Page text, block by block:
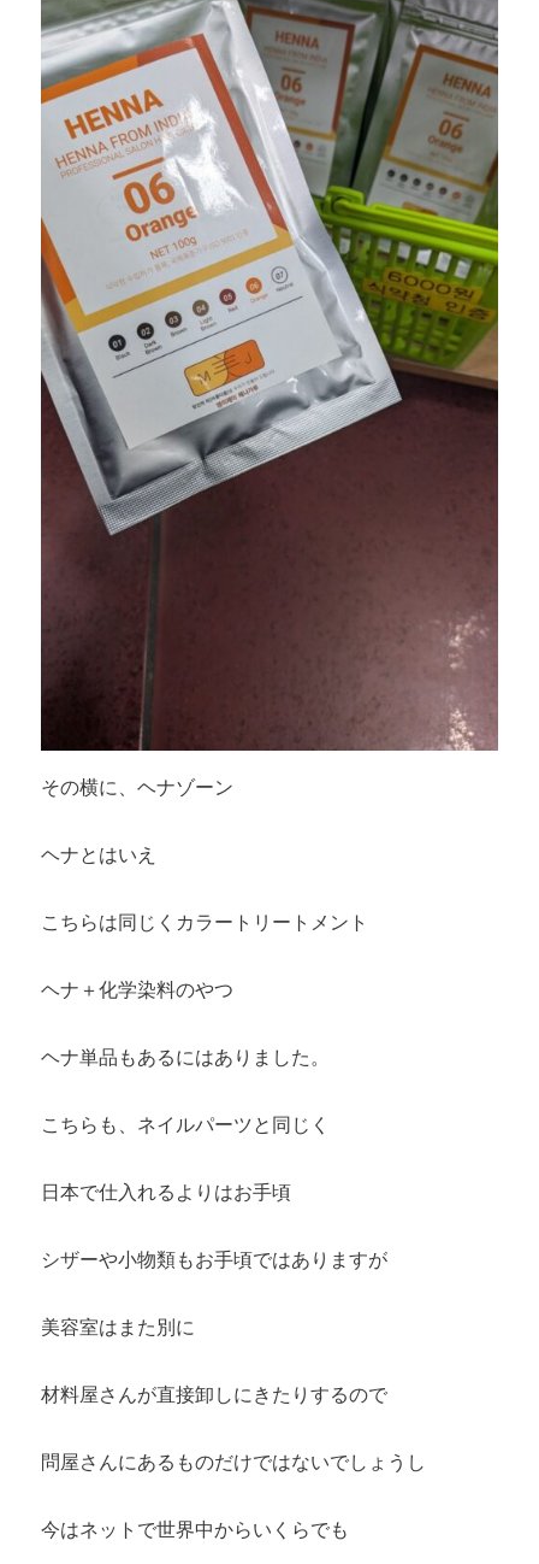
その横に、ヘナゾーン
ヘナとはいえ
こちらは同じくカラートリートメント
ヘナ＋化学染料のやつ
ヘナ単品もあるにはありました。
こちらも、ネイルパーツと同じく
日本で仕入れるよりはお手頃
シザーや小物類もお手頃ではありますが
美容室はまた別に
材料屋さんが直接卸しにきたりするので
問屋さんにあるものだけではないでしょうし
今はネットで世界中からいくらでも